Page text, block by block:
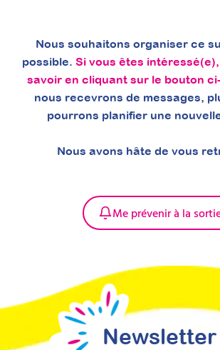
séances
diagnostic TSA :
pour mieux valoriser
Attestation de formation
Nous souhaitons organiser ce
possible. Si vous êtes
savoir en cliquant sur le bouton
nous recevrons de messages,
pourrons planifier une
Nous avons hâte de vous
Me prévenir à la
Newsletter